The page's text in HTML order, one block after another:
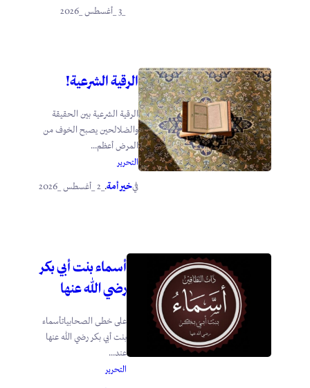
الرقية الشرعية!
الرقية الشرعية بين الحقيقة
والضلالحين يصبح الخوف من
المرض أعظم...
التحرير
فيخير أمة.
أسماء بنت أبي بكر
رضي الله عنها
على خطى الصحابياتأسماء
بنت أبي بكر رضي الله عنها
عند...
التحرير